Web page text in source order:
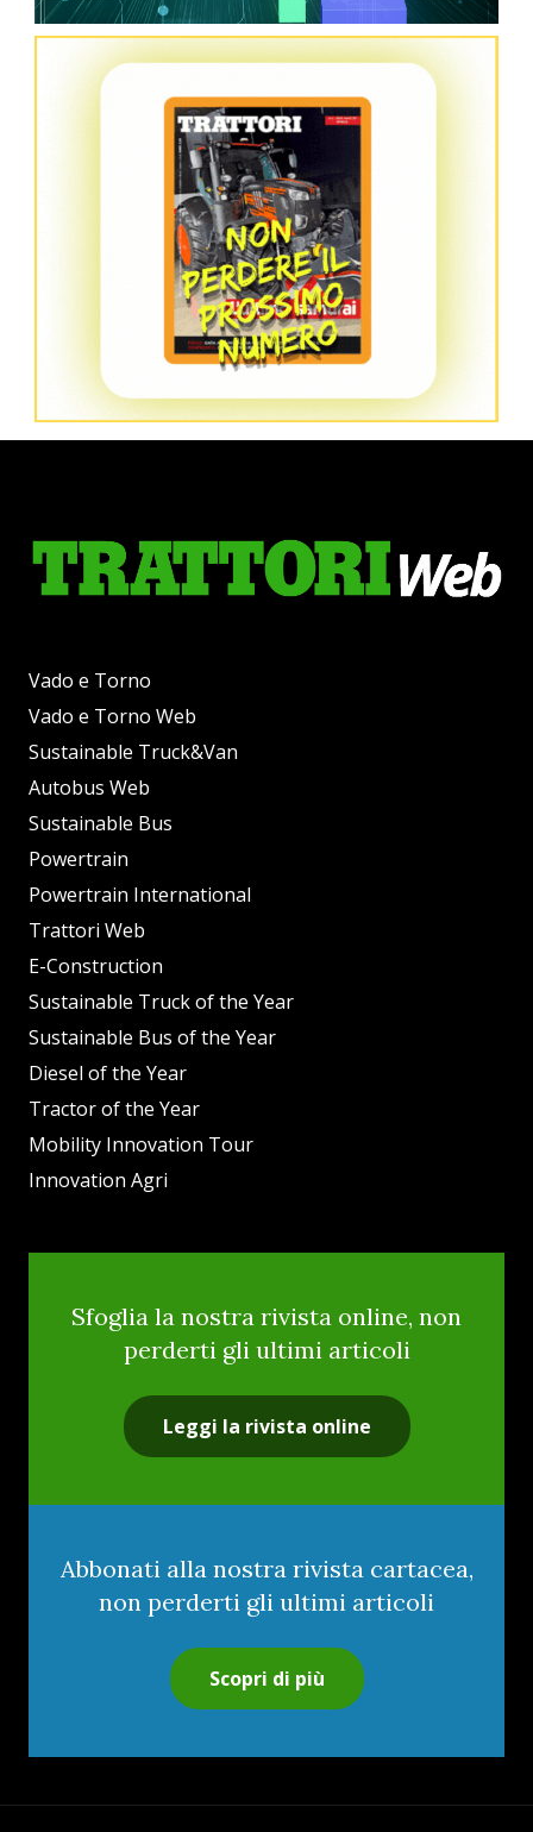
Vado e Torno
Vado e Torno Web
Sustainable Truck&Van
Autobus Web
Sustainable Bus
Powertrain
Powertrain International
Trattori Web
E-Construction
Sustainable Truck of the Year
Sustainable Bus of the Year
Diesel of the Year
Tractor of the Year
Mobility Innovation Tour
Innovation Agri
Sfoglia la nostra rivista online, non
perderti gli ultimi articoli
Leggi la rivista online
Abbonati alla nostra rivista cartacea,
non perderti gli ultimi articoli
Scopri di più